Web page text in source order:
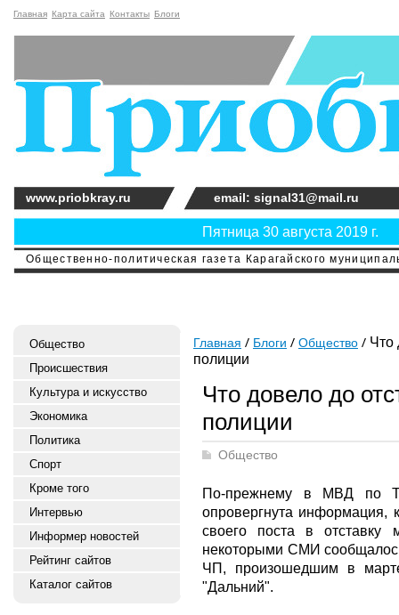
Главная Карта сайта Контакты Блоги
Общественно-политическая газета Карагайского
Пятница 30 августа 2019 г.
www.priobkray.ru email: signal31@mail.ru
Общество
Происшествия
Культура и искусство
Экономика
Политика
Спорт
Кроме того
Интервью
Информер новостей
Рейтинг сайтов
Каталог сайтов
Главная Блоги Общество
Что
полиции
Что довело до
полиции
Общество
По-прежнему в МВД по
опровергнута информация,
своего поста в отставку
некоторыми СМИ
ЧП, произошедшим в
"Дaльний".